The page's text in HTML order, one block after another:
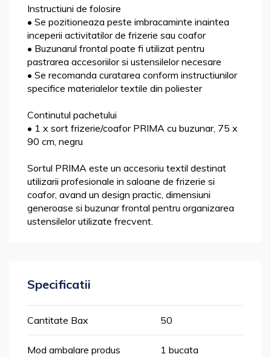
Instructiuni de folosire
• Se pozitioneaza peste imbracaminte inaintea
inceperii activitatilor de frizerie sau coafor
• Buzunarul frontal poate fi utilizat pentru
pastrarea accesoriilor si ustensilelor necesare
• Se recomanda curatarea conform instructiunilor
specifice materialelor textile din poliester
Continutul pachetului
• 1 x sort frizerie/coafor PRIMA cu buzunar, 75 x
90 cm, negru
Sortul PRIMA este un accesoriu textil destinat
utilizarii profesionale in saloane de frizerie si
coafor, avand un design practic, dimensiuni
generoase si buzunar frontal pentru organizarea
ustensilelor utilizate frecvent.
Specificatii
multe
informatii
Cantitate Bax 50
Mod ambalare produs 1 bucata